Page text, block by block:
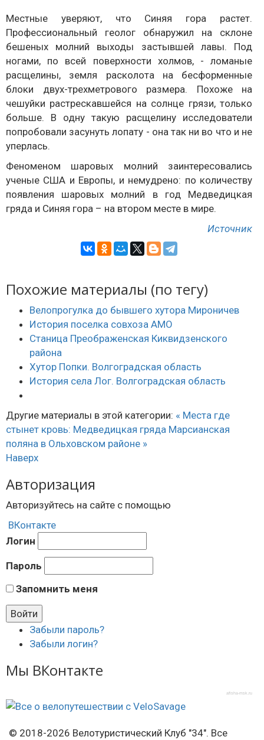
Местные уверяют, что Синяя гора растет.
Профессиональный геолог обнаружил на склоне
бешеных молний выходы застывшей лавы. Под
ногами, по всей поверхности холмов, - ломаные
расщелины, земля расколота на бесформенные
блоки двух-трехметрового размера. Похоже на
чешуйки растрескавшейся на солнце грязи, только
больше. В одну такую расщелину исследователи
попробовали засунуть лопату - она так ни во что и не
уперлась.
Феноменом шаровых молний заинтересовались
ученые США и Европы, и немудрено: по количеству
появления шаровых молний в год Медведицкая
гряда и Синяя гора – на втором месте в мире.
Источник
Похожие материалы (по тегу)
Велопрогулка до бывшего хутора Мироничев
История поселка совхоза АМО
Станица Преображенская Киквидзенского
района
Хутор Попки. Волгоградская область
История села Лог. Волгоградская область
Другие материалы в этой категории: « Места где
стынет кровь: Медведицкая гряда Марсианская
поляна в Ольховском районе »
Наверх
Авторизация
Авторизуйтесь на сайте с помощью
ВКонтакте
Логин
Пароль
Запомнить меня
Забыли пароль?
Забыли логин?
Мы ВКонтакте
afisha-msk.ru
© 2018-2026 Велотуристический Клуб "34". Все